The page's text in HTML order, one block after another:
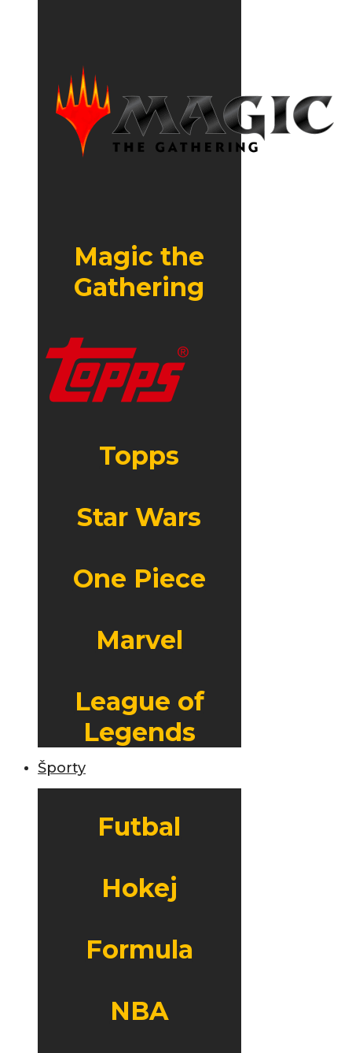
Magic the
Gathering
Topps
Star Wars
One Piece
Marvel
League of
Legends
Športy
Futbal
Hokej
Formula
NBA